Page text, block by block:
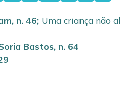
, n. 46; Uma criança não
Bastos, n. 64